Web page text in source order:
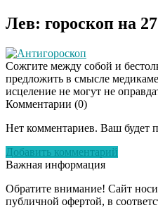
Лев: гороскоп на
Антигороскоп
Сожгите между собой и
предложить в смысле
исцеление не могут не
Комментарии (0)
Нет комментариев. Ваш будет
Добавить комментарий
Важная информация
Обратите внимание! Сайт
публичной офертой, в